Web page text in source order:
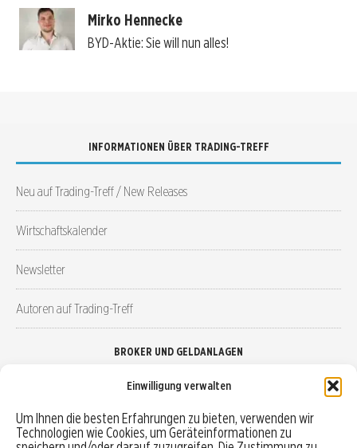
Einwilligung verwalten
Um Ihnen die besten Erfahrungen zu bieten, verwenden wir
Technologien wie Cookies, um Geräteinformationen zu
Mirko Hennecke
BYD-Aktie: Sie will nun alles!
INFORMATIONEN ÜBER TRADING-TREFF
Neu auf Trading-Treff / New Releases
Wirtschaftskalender
Newsletter
Autoren auf Trading-Treff
BROKER UND GELDANLAGEN
Robo-Advisor vergleichen